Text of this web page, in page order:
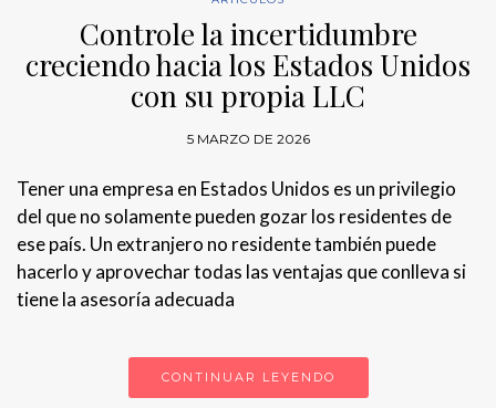
Controle la incertidumbre
creciendo hacia los Estados Unidos
con su propia LLC
5 MARZO DE 2026
Tener una empresa en Estados Unidos es un privilegio
del que no solamente pueden gozar los residentes de
ese país. Un extranjero no residente también puede
hacerlo y aprovechar todas las ventajas que conlleva si
tiene la asesoría adecuada
CONTINUAR LEYENDO